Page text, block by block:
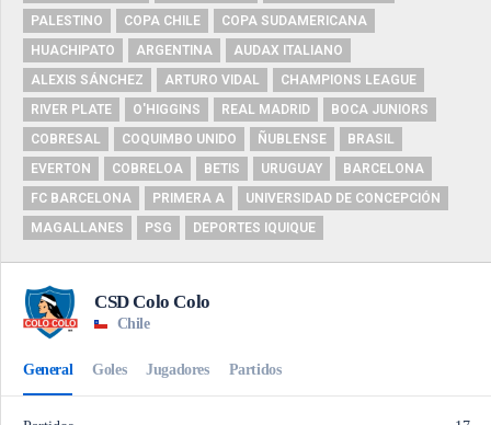
PALESTINO
COPA CHILE
COPA SUDAMERICANA
HUACHIPATO
ARGENTINA
AUDAX ITALIANO
ALEXIS SÁNCHEZ
ARTURO VIDAL
CHAMPIONS LEAGUE
RIVER PLATE
O'HIGGINS REAL MADRID
BOCA JUNIORS
COBRESAL
COQUIMBO UNIDO ÑUBLENSE
BRASIL
EVERTON
COBRELOA BETIS URUGUAY
BARCELONA
FC BARCELONA
PRIMERA A
UNIVERSIDAD DE CONCEPCIÓN
MAGALLANES
PSG DEPORTES IQUIQUE